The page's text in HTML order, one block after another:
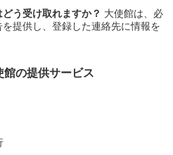
う受け取れますか？ 大使館は、必
提供し、登録した連絡先に情報を
館の提供サービス